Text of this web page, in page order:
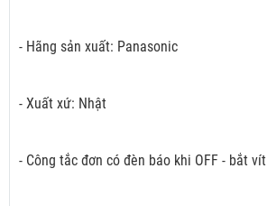
- Hãng sản xuất: Panasonic
- Xuất xứ: Nhật
- Công tắc đơn có đèn báo khi OFF - bắt vít